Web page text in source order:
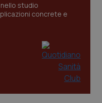
studio
concrete e
www.quotidianosanita.it